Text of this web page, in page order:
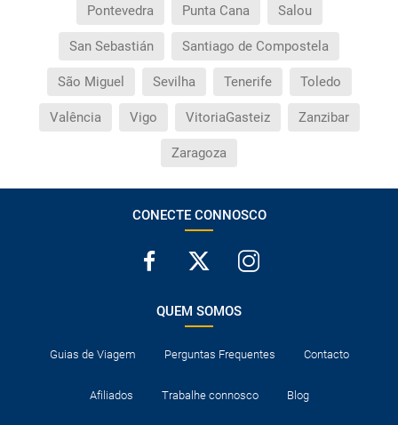
Pontevedra Punta Cana Salou
San Sebastián Santiago de Compostela
São Miguel Sevilha Tenerife Toledo
Valência Vigo VitoriaGasteiz Zanzibar
Zaragoza
CONECTE CONNOSCO
QUEM SOMOS
Guias de Viagem Perguntas Frequentes Contacto
Afiliados Trabalhe connosco Blog